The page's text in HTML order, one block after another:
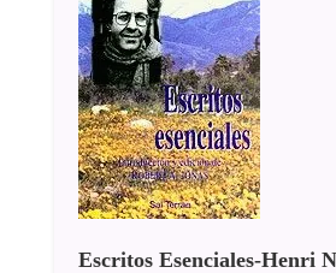
Escritos Esenciales-Henri